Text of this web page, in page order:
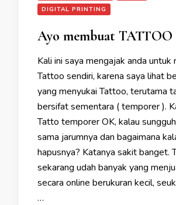
DIGITAL PRINTING
Ayo membuat
Kali ini saya mengajak anda untuk
Tattoo sendiri, karena saya lihat
yang menyukai Tattoo, terutama
bersifat sementara ( temporer ).
Tatto temporer OK, kalau
sama jarumnya dan bagaimana
hapusnya? Katanya sakit banget.
sekarang udah banyak yang
secara online berukuran kecil,
…